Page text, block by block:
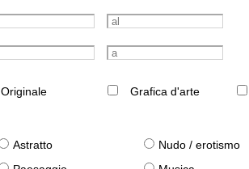
Originale Grafica d'arte
Astratto Nudo / erotismo